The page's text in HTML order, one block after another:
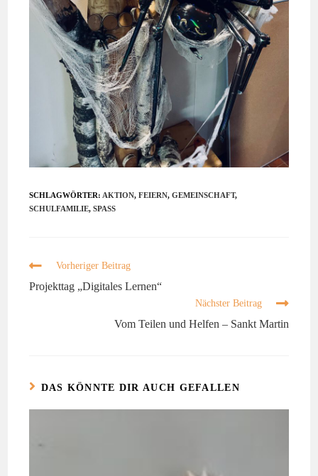
SCHLAGWÖRTER: AKTION, FEIERN, GEMEINSCHAFT,
SCHULFAMILIE, SPASS
Vorheriger Beitrag
Projekttag „Digitales Lernen“
Nächster Beitrag
Vom Teilen und Helfen – Sankt Martin
DAS KÖNNTE DIR AUCH GEFALLEN